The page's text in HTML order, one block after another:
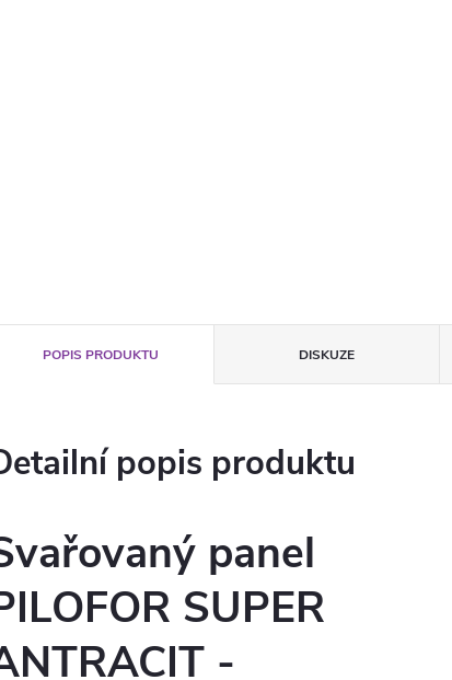
POPIS PRODUKTU DISKUZE
popis produktu
panel
SUPER
-